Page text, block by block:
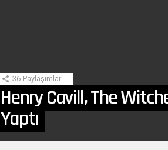
36 Paylaşımlar
Henry Cavill, The
Yaptı